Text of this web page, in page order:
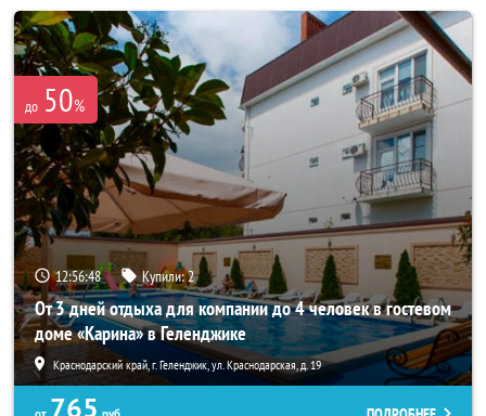
до 50%
12:56:44 Купили:2
От 3 дней отдыха для компании до 4 человек в гостевом
доме «Карина» в Геленджике
Краснодарский край, г. Геленджик, ул. Краснодарская, д. 19
765